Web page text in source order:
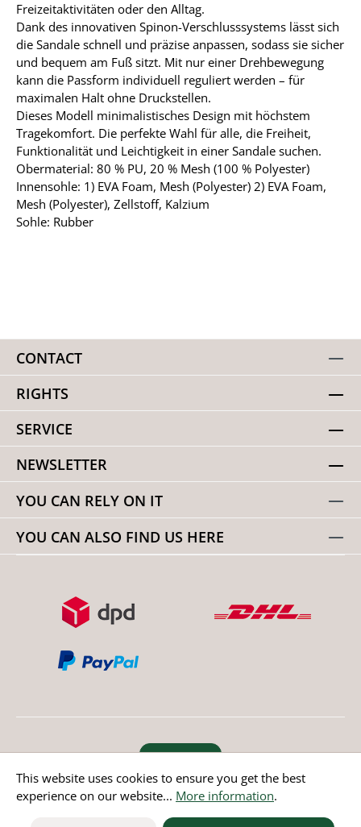
Freizeitaktivitäten oder den Alltag.
Dank des innovativen Spinon-Verschlusssystems lässt sich
die Sandale schnell und präzise anpassen, sodass sie sicher
und bequem am Fuß sitzt. Mit nur einer Drehbewegung
kann die Passform individuell reguliert werden – für
maximalen Halt ohne Druckstellen.
Dieses Modell minimalistisches Design mit höchstem
Tragekomfort. Die perfekte Wahl für alle, die Freiheit,
Funktionalität und Leichtigkeit in einer Sandale suchen.
Obermaterial: 80 % PU, 20 % Mesh (100 % Polyester)
Innensohle: 1) EVA Foam, Mesh (Polyester) 2) EVA Foam,
Mesh (Polyester), Zellstoff, Kalzium
Sohle: Rubber
CONTACT
RIGHTS
SERVICE
NEWSLETTER
YOU CAN RELY ON IT
YOU CAN ALSO FIND US HERE
Revoke order
* All prices incl. value added tax except non EU countries
This website uses cookies to ensure you get the best
experience on our website... More information.